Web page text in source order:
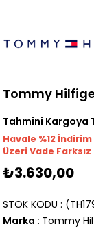
Tommy
Tahmini Kargoya
Havale %12
Üzeri Vade
₺3.630,00
STOK KODU
Marka : Tommy